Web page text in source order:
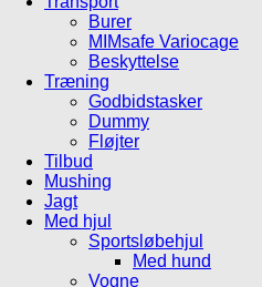
Burer
MIMsafe Variocage
Beskyttelse
Træning
Godbidstasker
Dummy
Fløjter
Tilbud
Mushing
Jagt
Med hjul
Sportsløbehjul
Med hund
Vogne